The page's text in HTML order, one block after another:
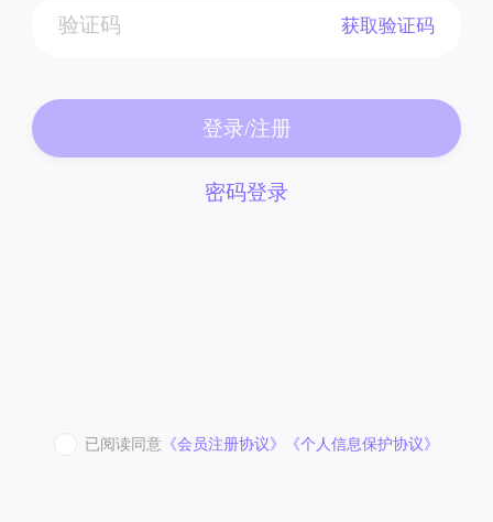
获取验证码
登录/注册
密码登录
已阅读同意 《会员注册协议》 《个人信息保护协议》